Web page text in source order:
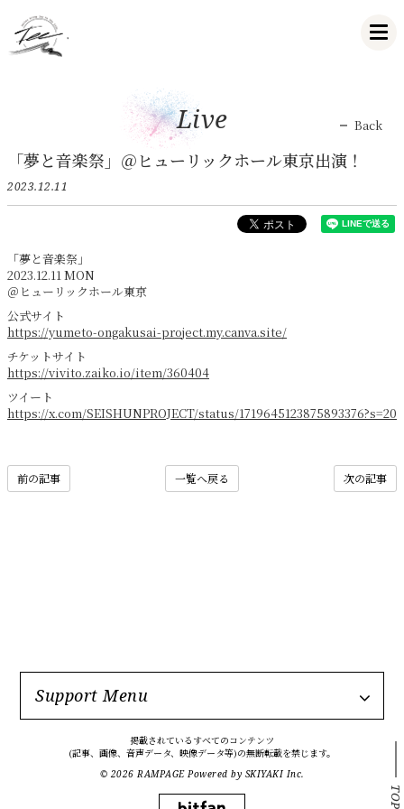
TOP
Live Back
「夢と音楽祭」＠ヒューリックホール東京出演！
2023.12.11
「夢と音楽祭」
2023.12.11 MON
＠ヒューリックホール東京
公式サイト
https://yumeto-ongakusai-project.my.canva.site/
チケットサイト
https://vivito.zaiko.io/item/360404
ツイート
https://x.com/SEISHUNPROJECT/status/1719645123875893376?s=20
次の記事
一覧へ戻る
前の記事
Support Menu
掲載されているすべてのコンテンツ
(記事、画像、音声データ、映像データ等)の無断転載を禁じます。
© 2026 RAMPAGE Powered by SKIYAKI Inc.